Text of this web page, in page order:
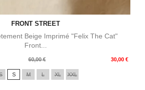
FRONT STREET
Beige Imprimé "Felix The Cat"
Front...
60,00 € 30,00 €
S M L XL XXL